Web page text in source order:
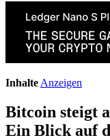
Inhalte Anzeigen
Bitcoin steigt
Ein Blick auf